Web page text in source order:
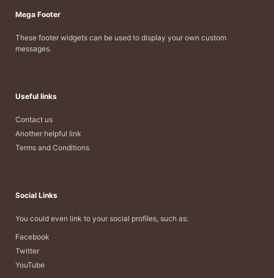
Mega Footer
These footer widgets can be used to display your own custom
messages.
Useful links
Contact us
Another helpful link
Terms and Conditions
Social Links
You could even link to your social profiles, such as:
Facebook
Twitter
YouTube